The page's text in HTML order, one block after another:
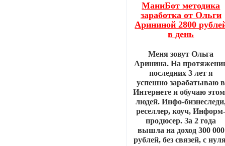
МаниБот методика
заработка от Ольги
Арининой 2800
в день
Меня зовут Ольга
Аринина. На
последних 3 лет я
успешно зарабатываю в
Интернете и обучаю
людей. Инфо-
реселлер, коуч,
продюсер. За 2 года
вышла на доход 300 000
рублей, без связей, с